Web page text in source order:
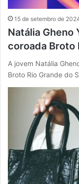
15 de setembro de
Natália Gheno
coroada Broto
A jovem Natália
Broto Rio Grande do